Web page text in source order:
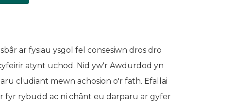
ar fysiau ysgol fel consesiwn dros dro
atynt uchod. Nid yw'r Awdurdod yn
cludiant mewn achosion o'r fath. Efallai
fyr rybudd ac ni chânt eu darparu ar gyfer